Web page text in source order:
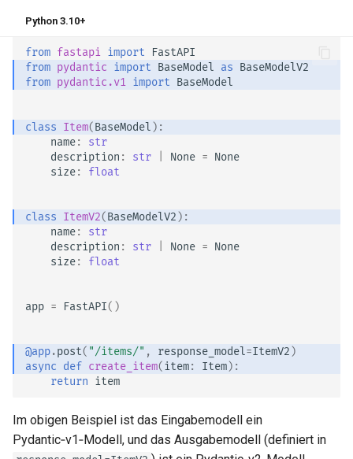
Python 3.10+
from fastapi import
FastAPI
from pydantic import BaseModel as BaseModelV2
from pydantic.v1 import BaseModel
class Item(BaseModel ):
name:
str
description : str None = None
size: float
class ItemV2(BaseModelV2 ):
name:
str
description : str None = None
size: float
app = FastAPI()
@app.post( "/items/" , response_model=ItemV2 )
async def create_item(item: Item):
return item
Im obigen Beispiel ist das Eingabemodell ein
Pydantic‑v1‑Modell, und das Ausgabemodell (definiert in